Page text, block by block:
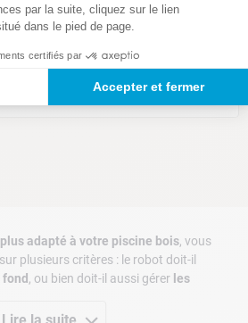
des avis...
Comparer
À partir de 89 ,00 €
adapté à votre piscine bois, vous
plusieurs critères : le robot doit-il
, ou bien doit-il aussi gérer les
ou un robot sans-fil
par la suite, cliquez sur le lien
dans le pied de page.
certifiés par
Accepter et fermer